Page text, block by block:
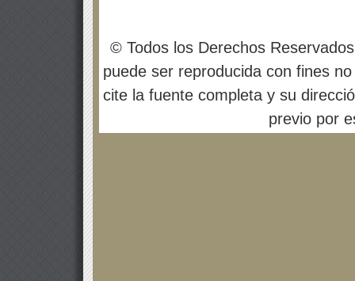
© Todos los Derechos
puede ser reproducida con fines
cite la fuente completa y su
previo por